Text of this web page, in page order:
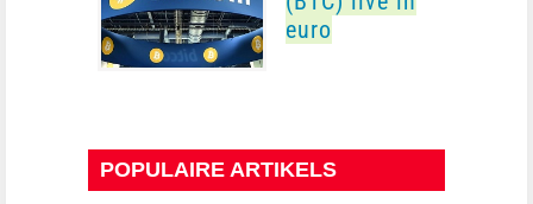
euro
POPULAIRE ARTIKELS